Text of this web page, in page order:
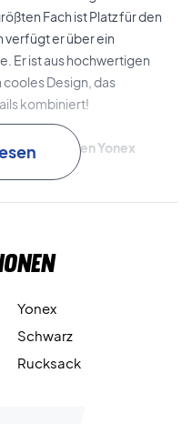
Fach ist Platz für den
verfügt er über ein
Er ist aus hochwertigen
Design, das
kombiniert!
Sie diesen Yonex
Yonex
Schwarz
Rucksack